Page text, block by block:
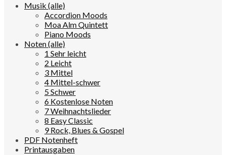
Musik (alle)
Accordion Moods
Moa Alm Quintett
Piano Moods
Noten (alle)
1 Sehr leicht
2 Leicht
3 Mittel
4 Mittel-schwer
5 Schwer
6 Kostenlose Noten
7 Weihnachtslieder
8 Easy Classic
9 Rock, Blues & Gospel
PDF Notenheft
Printausgaben